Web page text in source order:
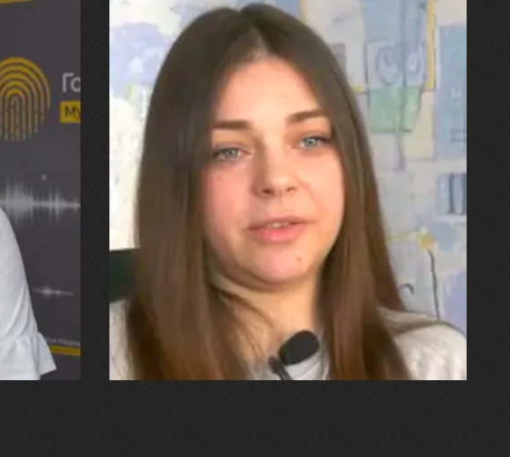
27.07.2026
"Я перенесла 11 операцій, та
плакала від фантомного
болю. Але маленька донька
бере за руку і змушує йти
далі"